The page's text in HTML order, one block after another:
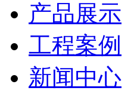
产品展示
工程案例
新闻中心